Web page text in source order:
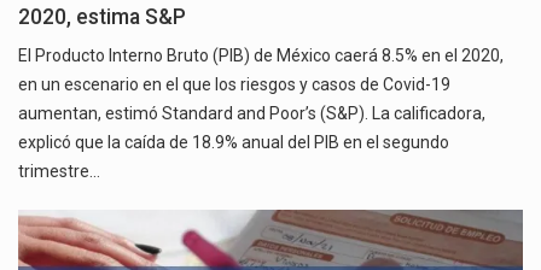
2020, estima S&P
El Producto Interno Bruto (PIB) de México caerá 8.5% en el 2020,
en un escenario en el que los riesgos y casos de Covid-19
aumentan, estimó Standard and Poor’s (S&P). La calificadora,
explicó que la caída de 18.9% anual del PIB en el segundo
trimestre…